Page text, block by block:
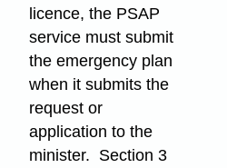
licence, the PSAP
service must submit
the emergency plan
when it submits the
request or
application to the
minister. Section 3